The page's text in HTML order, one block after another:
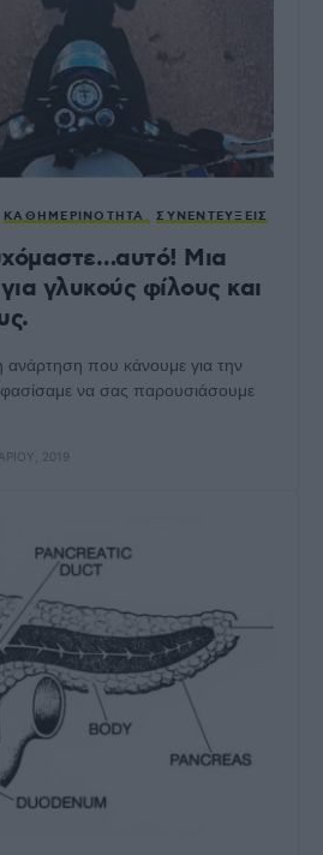
ΚΑΘΗΜΕΡΙΝΌΤΗΤΑ ΣΥΝΕΝΤΕΎΞΕΙΣ
Μια
γλυκούς φίλους και
ανάρτηση που κάνουμε για την
να σας παρουσιάσουμε
2019